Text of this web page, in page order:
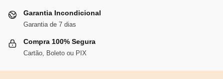
Garantia Incondicional
Garantia de 7 dias
Compra 100% Segura
Cartão, Boleto ou PIX